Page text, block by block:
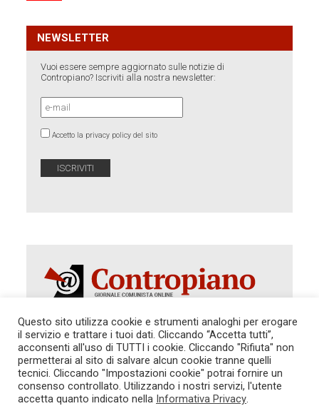
NEWSLETTER
Vuoi essere sempre aggiornato sulle notizie di
Contropiano? Iscriviti alla nostra newsletter:
Accetto la privacy policy del sito
Autorizzazione del Tribunale di Roma 286 del 31
dicembre 2014. Direttore Responsabile: Sergio
Cararo. Indirizzo: V.Casalbruciato 27- sc. B - 00159
Tel. 06.640.122.19 -redazione@contropiano.org
Questo sito utilizza cookie e strumenti analoghi per erogare
il servizio e trattare i tuoi dati. Cliccando “Accetta tutti”,
acconsenti all'uso di TUTTI i cookie. Cliccando "Rifiuta" non
permetterai al sito di salvare alcun cookie tranne quelli
tecnici. Cliccando "Impostazioni cookie" potrai fornire un
consenso controllato. Utilizzando i nostri servizi, l'utente
accetta quanto indicato nella Informativa Privacy.